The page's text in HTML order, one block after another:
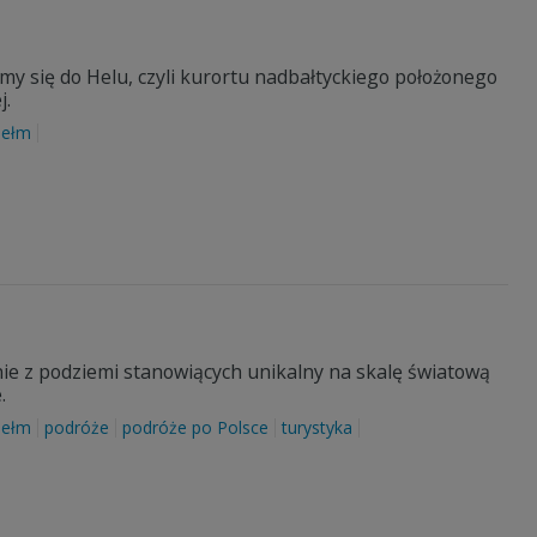
się do Helu, czyli kurortu nadbałtyckiego położonego
z podziemi stanowiących unikalny na skalę światową
podróże podróże po Polsce turystyka